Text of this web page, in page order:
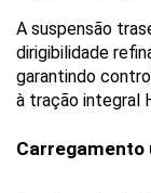
A suspensão
dirigibilidade
garantindo
à tração integral